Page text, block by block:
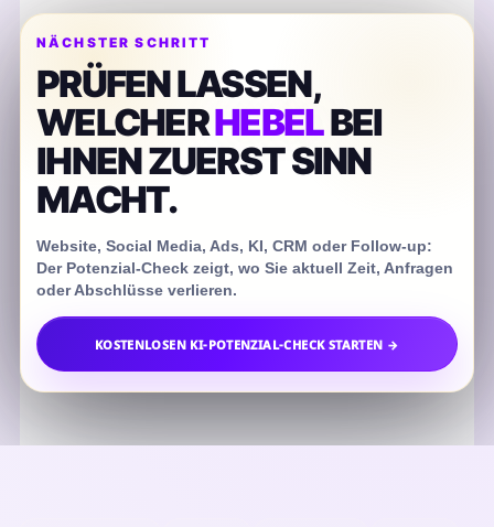
NÄCHSTER SCHRITT
PRÜFEN LASSEN,
WELCHERHEBELBEI
IHNEN ZUERST SINN
MACHT.
Website, Social Media, Ads, KI, CRM oder Follow-up:
Der Potenzial-Check zeigt, wo Sie aktuell Zeit, Anfragen
oder Abschlüsse verlieren.
KOSTENLOSEN KI-POTENZIAL-CHECK STARTEN →